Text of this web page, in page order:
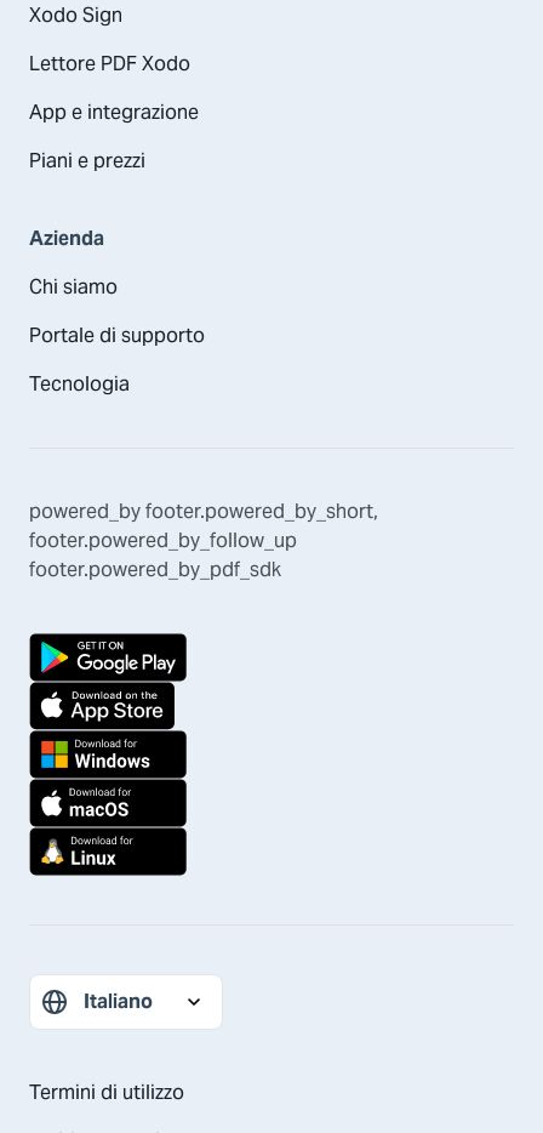
Xodo Sign
Lettore PDF Xodo
App e integrazione
Piani e prezzi
Azienda
Chi siamo
Portale di supporto
Tecnologia
powered_byfooter.powered_by_short,
footer.powered_by_follow_up
footer.powered_by_pdf_sdk
Termini di utilizzo